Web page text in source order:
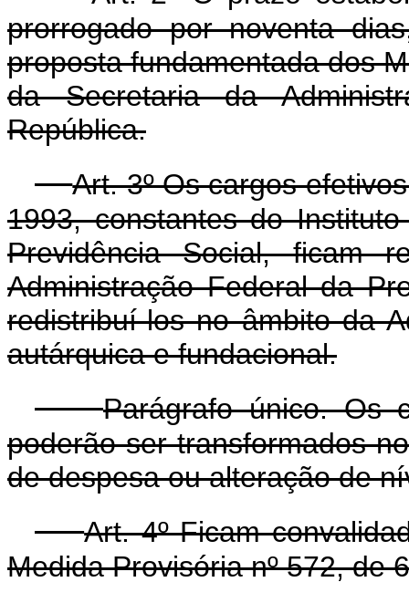
prorrogado por noventa
proposta fundamentada dos
da Secretaria da
República.
Art. 3º Os cargos
1993, constantes do
Previdência Social, ficam
Administração Federal da
redistribuí-los no âmbito da
autárquica e fundacional.
Parágrafo único. Os
poderão ser transformados
de despesa ou alteração de
Art. 4º Ficam
Medida Provisória nº 572, de